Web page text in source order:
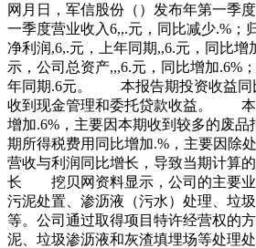
网月日，军信股份（）发布年第一季
一季度营业收入6,,.元，同比减少.%；
净利润,6,.元，上年同期,,6.元，同比
示，公司总资产,,,6.元，同比增加.6%
年同期.6元。 本报告期投资收益同
收到现金管理和委托贷款收益。 本
增加.6%，主要因本期收到较多的
期所得税费用同比增加.%，主要因除
营收与利润同比增长，导致当期计算
长 挖贝网资料显示，公司的主要业
污泥处置、渗沥液（污水）处理、垃
等。公司通过取得项目特许经营权的
泥、垃圾渗沥液和灰渣填埋场等处理